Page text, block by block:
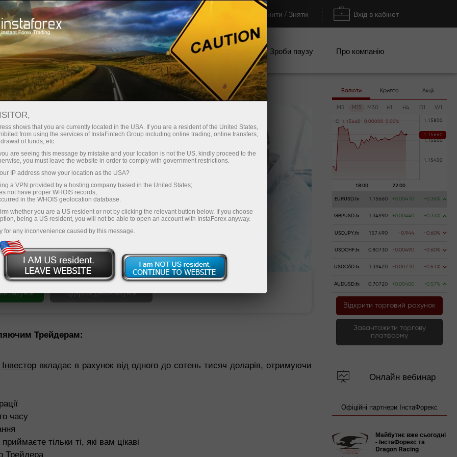
Швидке відкриття рахунку Торгова платформа Поповнити / Зняти Вхід в кабінет
Інвесторам Партнерам Промоакції Зроби паузу Про компанію
на
знайти
Пополнить счёт
Трейдерам:
Інвестор вкладає в рахунок від одного до сотень тисяч доларів, отримуючи
часу
тільки ті, які вам цікаві
Трейдера
Валюти Крипто Акції
M5 M15 M30 H1 H4 D1 W1
C 1 . 1 5660 0 .00000 0 .00%
EURUSD.fx 1.15660 +0.00410 +0.36%
GBPUSD.fx 1.34990 +0.00440 +0.33%
USDJPY.fx 157.490 -0.944 -0.60%
USDCHF.fx 0.80730 -0.00490 -0.60%
USDCAD.fx 1.39420 -0.00710 -0.51%
AUDUSD.fx 0.70720 +0.00400 +0.57%
Відкрити торговий рахунок
Завантажити торгову
платформу
Онлайн вебинар
Офіційні партнери ІнстаФорекс
Майбутнє вже сьогодні
- ІнстаФорекс та
Dragon Racing
shows that you are currently located in the USA. If you are a resident of the United States,
from using the services of InstaFintech Group including online trading, online transfers,
of funds, etc.
are seeing this message by mistake and your location is not the US, kindly proceed to the
you must leave the website in order to comply with government restrictions.
IP address show your location as the USA?
a VPN provided by a hosting company based in the United States;
not have proper WHOIS records;
in the WHOIS geolocation database.
whether you are a US resident or not by clicking the relevant button below. If you choose
being a US resident, you will not be able to open an account with InstaForex anyway.
for any inconvenience caused by this message.